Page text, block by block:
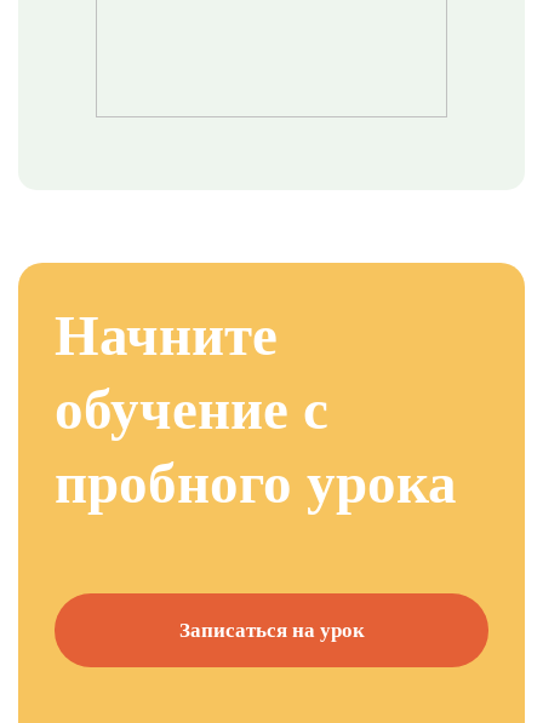
Начните
обучение с
пробного урока
Записаться на урок